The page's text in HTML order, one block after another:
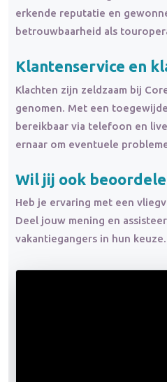
erkende reputatie en
betrouwbaarheid als
Klantenservice en
Klachten zijn zeldzaam bij
genomen. Met een toegewijde
bereikbaar via telefoon en
ernaar om eventuele
Wil jij ook
Heb je ervaring met een
Deel jouw mening en
vakantiegangers in hun keuze.